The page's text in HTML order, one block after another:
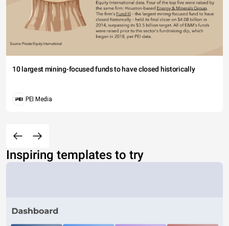
10 largest mining-focused funds to have closed historically
PEI Media
Inspiring templates to try